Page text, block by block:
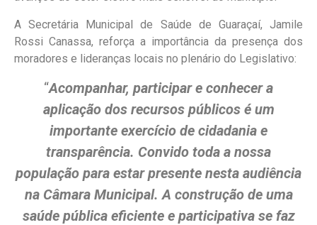
A Secretária Municipal de Saúde de Guaraçaí, Jamile
Rossi Canassa, reforça a importância da presença dos
moradores e lideranças locais no plenário do Legislativo:
“Acompanhar, participar e conhecer a
aplicação dos recursos públicos é um
importante exercício de cidadania e
transparência. Convido toda a nossa
população para estar presente nesta audiência
na Câmara Municipal. A construção de uma
saúde pública eficiente e participativa se faz